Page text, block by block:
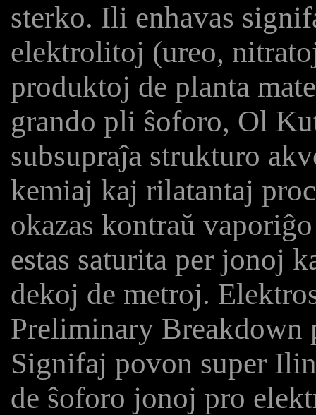
sterko. Ili enhavas
elektrolitoj (ureo,
produktoj de planta
grando pli ŝoforo, Ol
subsupraĵa strukturo
kemiaj kaj rilatantaj
okazas kontraŭ
estas saturita per jonoj
dekoj de metroj.
Preliminary Breakdown
Signifaj povon super
de ŝoforo jonoj pro